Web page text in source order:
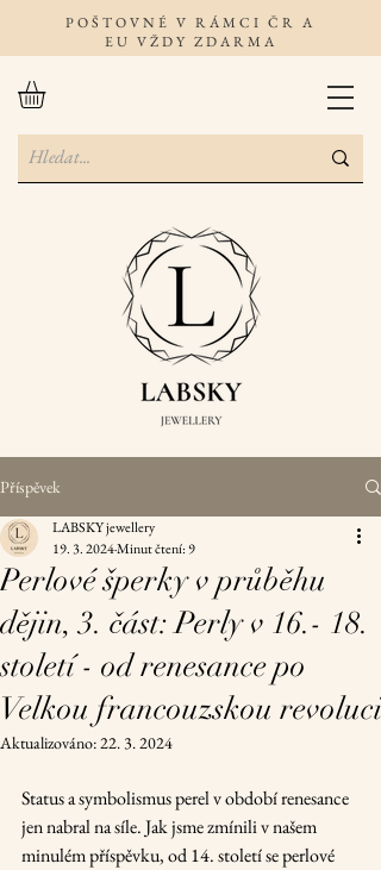
POŠTOVNÉ V RÁMCI ČR A
EU VŽDY ZDARMA
Příspěvek
Perlové šperky v průběhu
dějin, 3. část: Perly v 16.- 18.
století - od renesance po
Velkou francouzskou revoluci
LABSKY jewellery
19. 3. 2024Minut čtení: 9
Aktualizováno:22. 3. 2024
Status a symbolismus perel v období renesance
jen nabral na síle. Jak jsme zmínili v našem
minulém příspěvku, od 14. století se perlové